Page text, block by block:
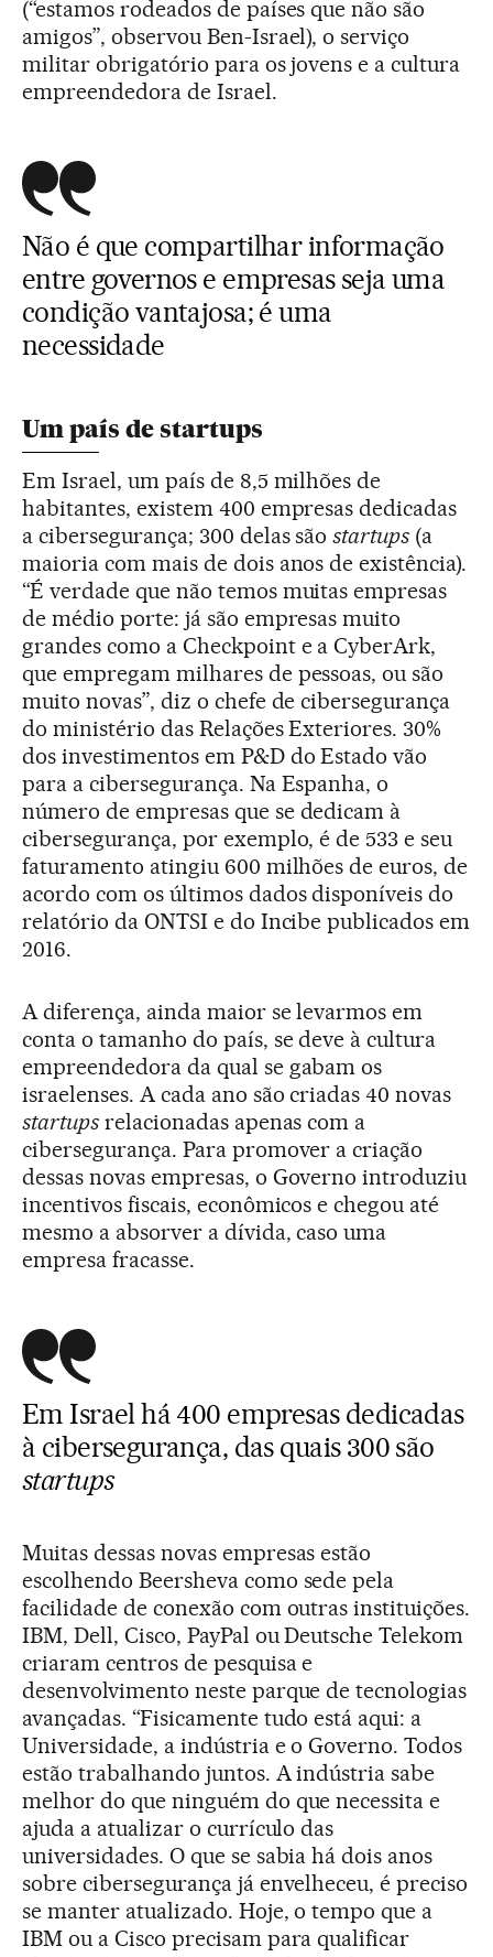
(“estamos rodeados de países que não são
amigos”, observou Ben-Israel), o serviço
militar obrigatório para os jovens e a cultura
empreendedora de Israel.
Não é que compartilhar informação
entre governos e empresas seja uma
condição vantajosa; é uma
necessidade
Um país de startups
Em Israel, um país de 8,5 milhões de
habitantes, existem 400 empresas dedicadas
a cibersegurança; 300 delas sãostartups (a
maioria com mais de dois anos de existência).
“É verdade que não temos muitas empresas
de médio porte: já são empresas muito
grandes como a Checkpoint e a CyberArk,
que empregam milhares de pessoas, ou são
muito novas”, diz o chefe de cibersegurança
do ministério das Relações Exteriores. 30%
dos investimentos em P&D do Estado vão
para a cibersegurança. Na Espanha, o
número de empresas que se dedicam à
cibersegurança, por exemplo, é de 533 e seu
faturamento atingiu 600 milhões de euros, de
acordo com os últimos dados disponíveis do
relatório da ONTSI e do Incibe publicados em
2016.
A diferença, ainda maior se levarmos em
conta o tamanho do país, se deve à cultura
empreendedora da qual se gabam os
israelenses. A cada ano são criadas 40 novas
startupsrelacionadas apenas com a
cibersegurança. Para promover a criação
dessas novas empresas, o Governo introduziu
incentivos fiscais, econômicos e chegou até
mesmo a absorver a dívida, caso uma
empresa fracasse.
Em Israel há 400 empresas dedicadas
à cibersegurança, das quais 300 são
startups
Muitas dessas novas empresas estão
escolhendo Beersheva como sede pela
facilidade de conexão com outras instituições.
IBM, Dell, Cisco, PayPal ou Deutsche Telekom
criaram centros de pesquisa e
desenvolvimento neste parque de tecnologias
avançadas. “Fisicamente tudo está aqui: a
Universidade, a indústria e o Governo. Todos
estão trabalhando juntos. A indústria sabe
melhor do que ninguém do que necessita e
ajuda a atualizar o currículo das
universidades. O que se sabia há dois anos
sobre cibersegurança já envelheceu, é preciso
se manter atualizado. Hoje, o tempo que a
IBM ou a Cisco precisam para qualificar